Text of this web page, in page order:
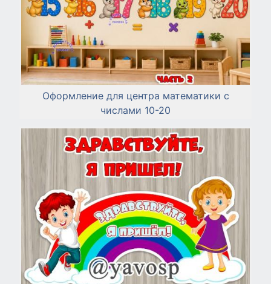
Оформление для центра математики с
числами 10-20